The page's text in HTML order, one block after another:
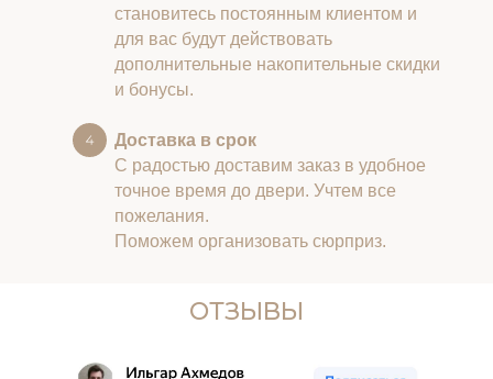
становитесь постоянным клиентом и
для вас будут действовать
дополнительные накопительные скидки
и бонусы.
Доставка в срок
С радостью доставим заказ в удобное
точное время до двери. Учтем все
пожелания.
Поможем организовать сюрприз.
ОТЗЫВЫ